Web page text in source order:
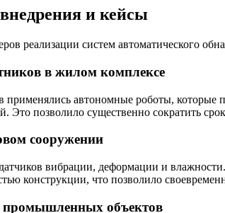
и кейсы
реализации систем автоматического
в жилом комплексе
автономные роботы,
позволило существенно сократить
сооружении
вибрации, деформации и
конструкции, что позволило
промышленных объектов